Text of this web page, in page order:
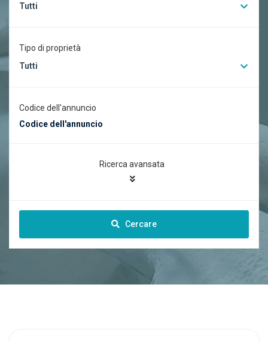
Tutti
Tipo di proprietà
Tutti
Codice dell'annuncio
Ricerca avansata
Cercare